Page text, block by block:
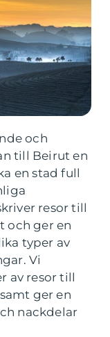
och
till Beirut en
en stad full
resor till
och ger en
typer av
Vi
av resor till
ger en
nackdelar